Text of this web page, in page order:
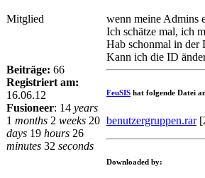
Mitglied
Beiträge: 66
Registriert am:
16.06.12
Fusioneer: 14 years
1 months 2 weeks 20
days 19 hours 26
minutes 32 seconds
wenn meine Admins
Ich schätze mal, ich
Hab schonmal in der
Kann ich die ID
FeuSIS hat folgende Datei
benutzergruppen.rar[
Downloaded by: